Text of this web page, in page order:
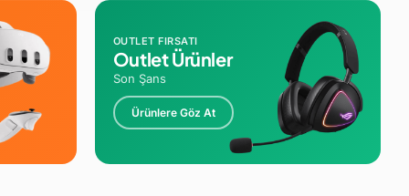
OUTLET FIRSATI
Outlet Ürünler
Son Şans
Ürünlere Göz At